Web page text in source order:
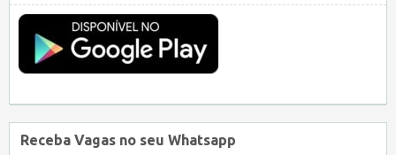
Receba Vagas no seu Whatsapp